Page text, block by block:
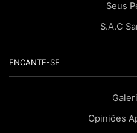
Seus
S.A.C
ENCANTE-SE
Opiniões